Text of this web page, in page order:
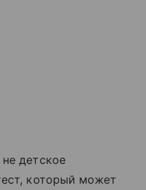
детское
который может